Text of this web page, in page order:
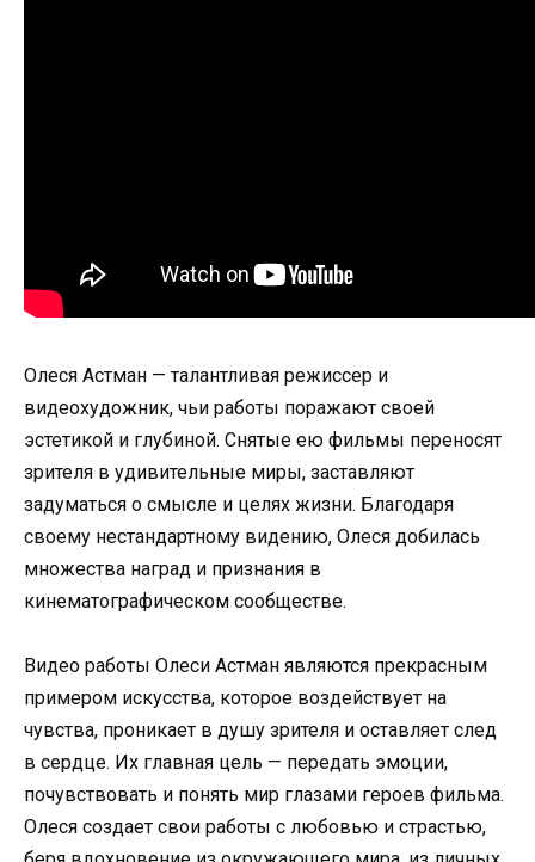
Олеся Астман — талантливая режиссер и
видеохудожник, чьи работы поражают своей
эстетикой и глубиной. Снятые ею фильмы переносят
зрителя в удивительные миры, заставляют
задуматься о смысле и целях жизни. Благодаря
своему нестандартному видению, Олеся добилась
множества наград и признания в
кинематографическом сообществе.
Видео работы Олеси Астман являются прекрасным
примером искусства, которое воздействует на
чувства, проникает в душу зрителя и оставляет след
в сердце. Их главная цель — передать эмоции,
почувствовать и понять мир глазами героев фильма.
Олеся создает свои работы с любовью и страстью,